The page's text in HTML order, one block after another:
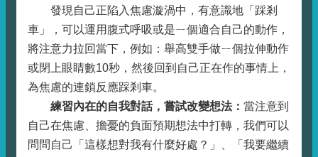
發現自己正陷入焦慮漩渦中，有意識地「踩剎
車」，可以運用腹式呼吸或是ㄧ個適合自己的動作，
將注意力拉回當下，例如：舉高雙手做ㄧ個拉伸動作
或閉上眼睛數10秒，然後回到自己正在作的事情上，
為焦慮的連鎖反應踩剎車。
練習內在的自我對話，嘗試改變想法： 當注意到
自己在焦慮、擔憂的負面預期想法中打轉，我們可以
問問自己「這樣想對我有什麼好處？」、「我要繼續